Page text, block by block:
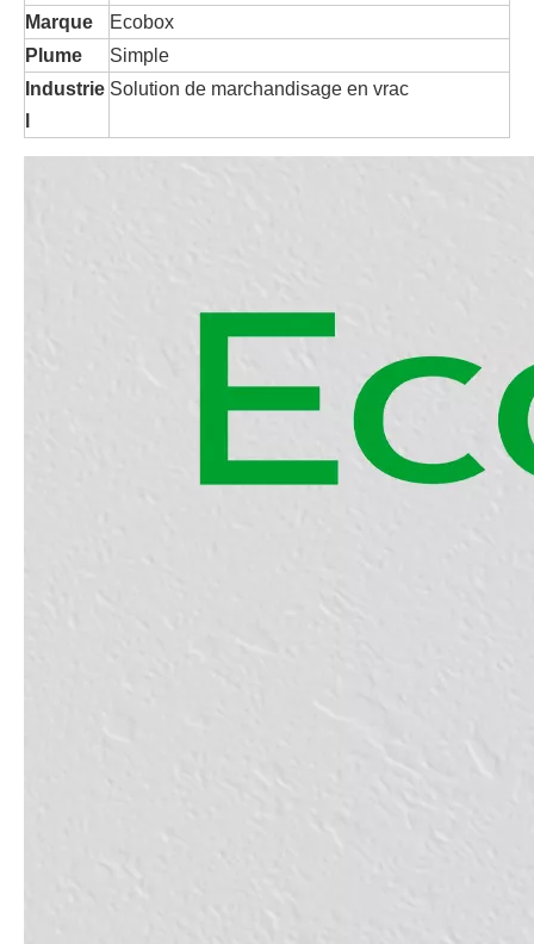
Marque
Ecobox
Plume
Simple
Industrie Solution de marchandisage en vrac